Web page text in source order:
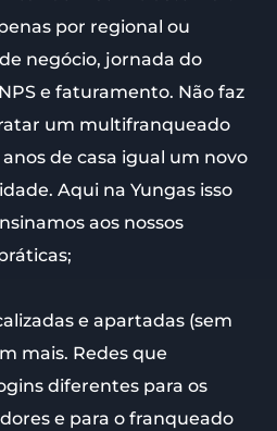
por regional ou
negócio, jornada do
e faturamento. Não faz
um multifranqueado
de casa igual um novo
Aqui na Yungas isso
aos nossos
e apartadas (sem
mais. Redes que
diferentes para os
e para o franqueado